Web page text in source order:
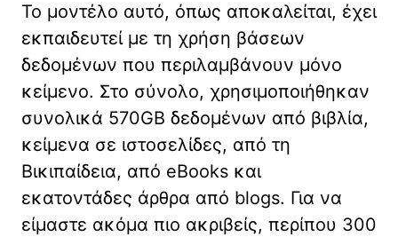
Το μοντέλο αυτό, όπως αποκαλείται, έχει
εκπαιδευτεί με τη χρήση βάσεων
δεδομένων που περιλαμβάνουν μόνο
κείμενο. Στο σύνολο, χρησιμοποιήθηκαν
συνολικά 570GB δεδομένων από βιβλία,
κείμενα σε ιστοσελίδες, από τη
Βικιπαίδεια, από eBooks και
εκατοντάδες άρθρα από blogs. Για να
είμαστε ακόμα πιο ακριβείς, περίπου 300